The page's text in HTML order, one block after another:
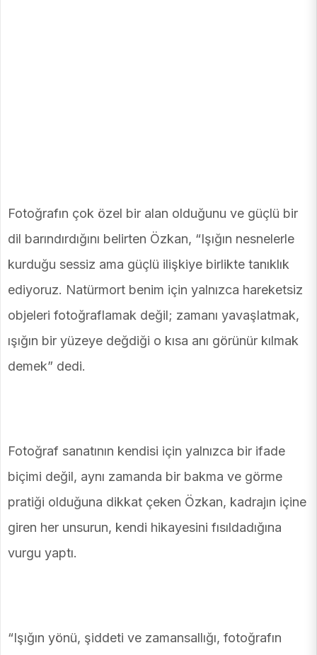
Fotoğrafın çok özel bir alan olduğunu ve güçlü bir
dil barındırdığını belirten Özkan, “Işığın nesnelerle
kurduğu sessiz ama güçlü ilişkiye birlikte tanıklık
ediyoruz. Natürmort benim için yalnızca hareketsiz
objeleri fotoğraflamak değil; zamanı yavaşlatmak,
ışığın bir yüzeye değdiği o kısa anı görünür kılmak
demek” dedi.
Fotoğraf sanatının kendisi için yalnızca bir ifade
biçimi değil, aynı zamanda bir bakma ve görme
pratiği olduğuna dikkat çeken Özkan, kadrajın içine
giren her unsurun, kendi hikayesini fısıldadığına
vurgu yaptı.
“Işığın yönü, şiddeti ve zamansallığı, fotoğrafın